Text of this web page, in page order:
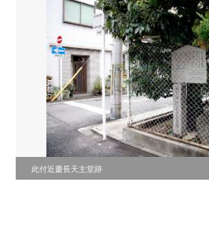
此付近慶長天主堂跡